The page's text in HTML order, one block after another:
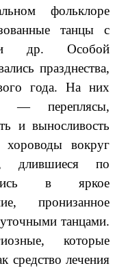
фольклоре
танцы с
и др. Особой
празднества,
года. На них
— переплясы,
и выносливость
вокруг
длившиеся по
в яркое
пронизанное
танцами.
которые
средство лечения